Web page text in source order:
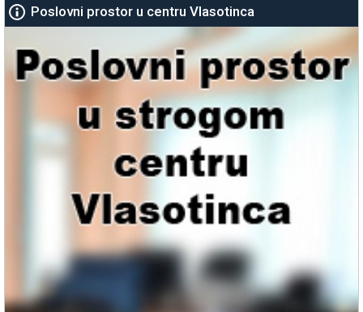
Poslovni prostor u centru Vlasotinca